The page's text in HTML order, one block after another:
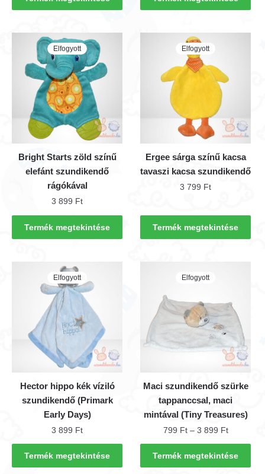
Elfogyott
Bright Starts zöld színű
elefánt szundikendő
rágókával
3 899 Ft
Termék megtekintése
Elfogyott
Ergee sárga színű kacsa
tavaszi kacsa szundikendő
3 799 Ft
Termék megtekintése
Elfogyott
Hector hippo kék víziló
szundikendő (Primark
Early Days)
3 899 Ft
Termék megtekintése
Elfogyott
Maci szundikendő szürke
tappanccsal, maci
mintával (Tiny Treasures)
799 Ft – 3 899 Ft
799 Ft
-
3
Termék megtekintése
Ennek
a